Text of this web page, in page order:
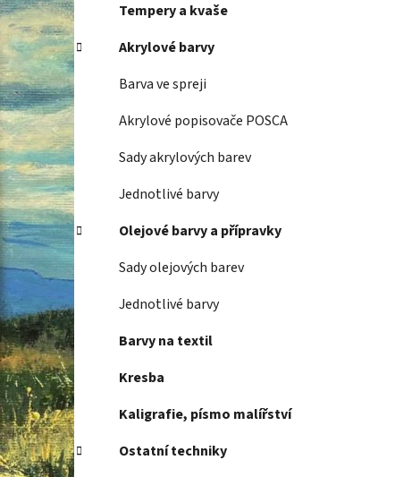
Tempery a kvaše
Akrylové barvy
Barva ve spreji
Akrylové popisovače POSCA
Sady akrylových barev
Jednotlivé barvy
Olejové barvy a přípravky
Sady olejových barev
Jednotlivé barvy
Barvy na textil
Kresba
Kaligrafie, písmo malířství
Ostatní techniky